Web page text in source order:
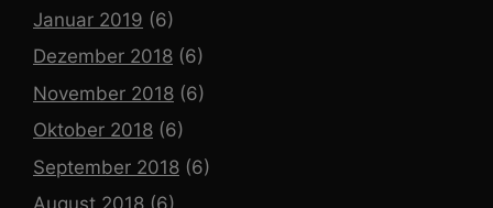
Januar 2019 (6)
Dezember 2018 (6)
November 2018 (6)
Oktober 2018 (6)
September 2018 (6)